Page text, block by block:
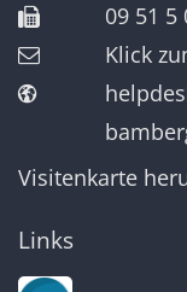
09 51 5
Klick
Visitenkarte
Links